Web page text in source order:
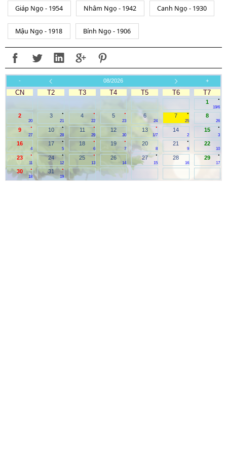
Giáp Ngọ - 1954 Nhâm Ngọ - 1942 Canh Ngọ - 1930
Mậu Ngọ - 1918 Bính Ngọ - 1906
- 08/2026 +
CN T2 T3 T4 T5 T6 T7
.
1
19/6
2
20
.
3
21
.
4
22
.
5
23
6
24
.
7
25
8
26
.
9
27
.
10
28
.
11
29
12
30
.
13
1/7
14
2
.
15
3
16
4
.
17
5
.
18
6
.
19
7
20
8
.
21
9
22
10
.
23
11
.
24
12
.
25
13
26
14
.
27
15
28
16
.
29
17
.
30
18
.
31
19